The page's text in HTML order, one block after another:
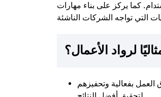
كما يركز على بناء مهارات
لرواد الأعمال؟
العمل بفعالية وتحفيزهم